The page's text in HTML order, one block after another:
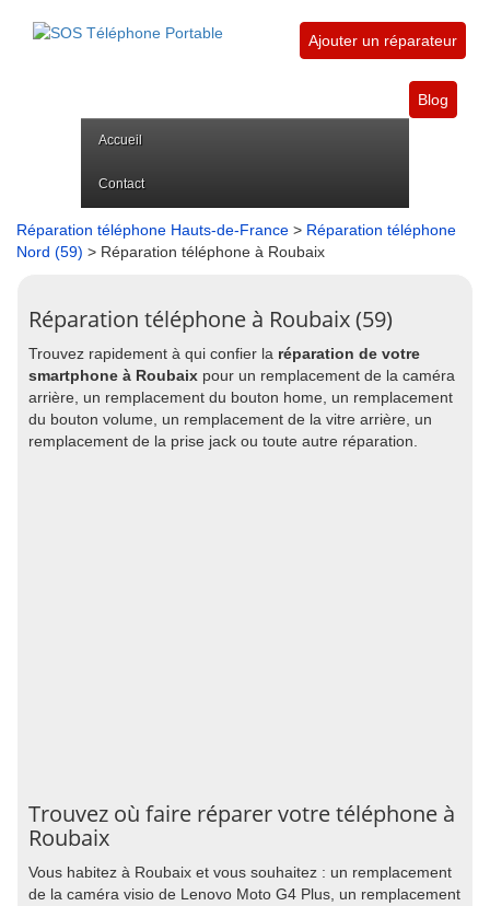
Ajouter un réparateur
Blog
Accueil
Contact
Réparation téléphone Hauts-de-France > Réparation téléphone
Nord (59) > Réparation téléphone à Roubaix
Réparation téléphone à Roubaix (59)
Trouvez rapidement à qui confier la réparation de votre
smartphone à Roubaix pour un remplacement de la caméra
arrière, un remplacement du bouton home, un remplacement
du bouton volume, un remplacement de la vitre arrière, un
remplacement de la prise jack ou toute autre réparation.
Trouvez où faire réparer votre téléphone à
Roubaix
Vous habitez à Roubaix et vous souhaitez : un remplacement
de la caméra visio de Lenovo Moto G4 Plus, un remplacement